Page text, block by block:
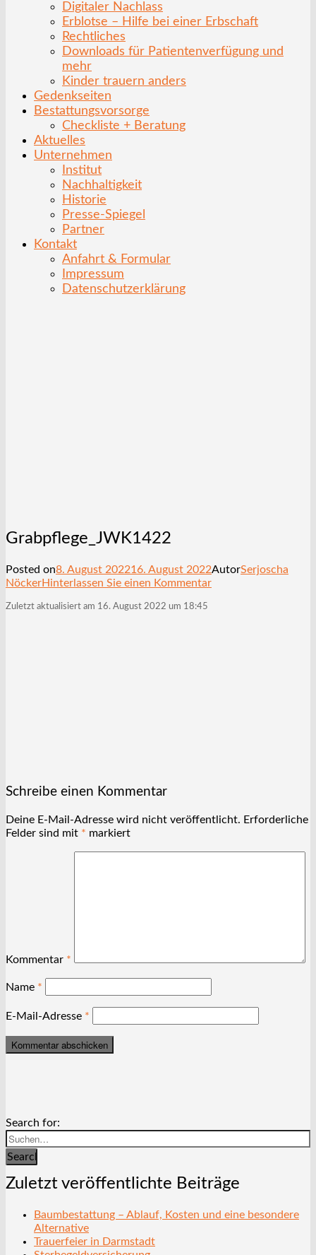
Digitaler Nachlass
Erblotse – Hilfe bei einer Erbschaft
Rechtliches
Downloads für Patientenverfügung und
mehr
Kinder trauern anders
Gedenkseiten
Bestattungsvorsorge
Checkliste + Beratung
Aktuelles
Unternehmen
Institut
Nachhaltigkeit
Historie
Presse-Spiegel
Partner
Kontakt
Anfahrt & Formular
Impressum
Datenschutzerklärung
Grabpflege_JWK1422
Posted on8. August 202216. August 2022AutorSerjoscha
NöckerHinterlassen Sie einen Kommentar
Zuletzt aktualisiert am 16. August 2022 um 18:45
Schreibe einen Kommentar
Deine E-Mail-Adresse wird nicht veröffentlicht. Erforderliche
Felder sind mit * markiert
Kommentar *
Name *
E-Mail-Adresse *
Search for:
Search
Zuletzt veröffentlichte Beiträge
Baumbestattung – Ablauf, Kosten und eine besondere
Alternative
Trauerfeier in Darmstadt